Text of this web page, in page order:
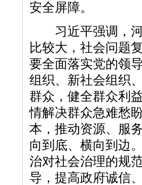
安全屏障。
习近平强调，河
比较大，社会问题
要全面落实党的领
组织、新社会组织
群众，健全群众利
情解决群众急难愁
本，推动资源、服
向到底、横向到边
治对社会治理的规
导，提高政府诚信